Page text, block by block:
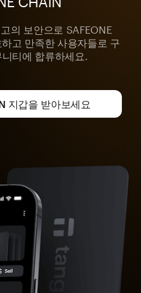
의 보안으로 SAFEONE
고 만족한 사용자들로 구
티에 합류하세요.
지갑을 받아보세요